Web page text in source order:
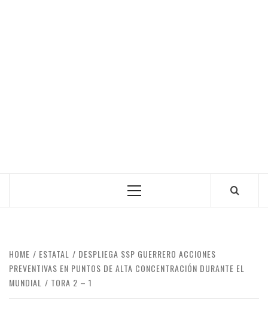
Primary
HOME ESTATAL
DESPLIEGA SSP GUERRERO ACCIONES
PREVENTIVAS EN PUNTOS DE ALTA CONCENTRACIÓN DURANTE EL
MUNDIAL
TORA 2 – 1